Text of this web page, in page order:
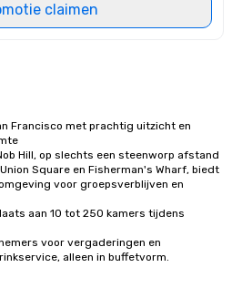
claimen
Francisco met prachtig uitzicht en
Hill, op slechts een steenworp afstand
Square en Fisherman's Wharf, biedt
voor groepsverblijven en
aan 10 tot 250 kamers tijdens
voor vergaderingen en
alleen in buffetvorm.